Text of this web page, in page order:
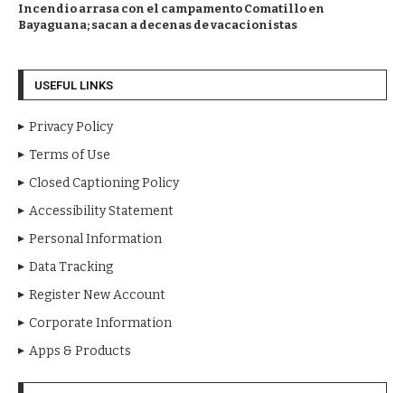
Incendio arrasa con el campamento Comatillo en
Bayaguana; sacan a decenas de vacacionistas
USEFUL LINKS
Privacy Policy
Terms of Use
Closed Captioning Policy
Accessibility Statement
Personal Information
Data Tracking
Register New Account
Corporate Information
Apps & Products